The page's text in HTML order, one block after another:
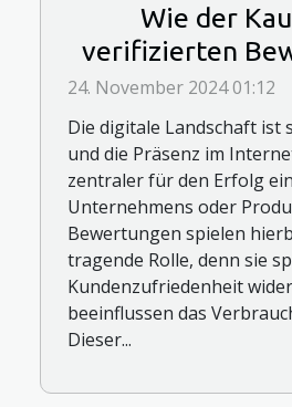
Wie der
verifizierten
die Online-
kann
24. November 2024 01:12
Die digitale Landschaft ist
und die Präsenz im
zentraler für den Erfolg
Unternehmens oder
Bewertungen spielen
tragende Rolle, denn sie
Kundenzufriedenheit
beeinflussen das
Dieser...